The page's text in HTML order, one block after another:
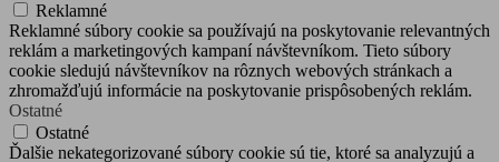
Reklamné
Reklamné súbory cookie sa používajú na poskytovanie relevantných
reklám a marketingových kampaní návštevníkom. Tieto súbory
cookie sledujú návštevníkov na rôznych webových stránkach a
zhromažďujú informácie na poskytovanie prispôsobených reklám.
Ostatné
Ostatné
Ďalšie nekategorizované súbory cookie sú tie, ktoré sa analyzujú a